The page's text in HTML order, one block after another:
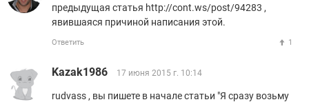
предыдущая статья http://cont.ws/post/94283 ,
явившаяся причиной написания этой.
Ответить 1
Kazak1986 17 июня 2015 г. 10:14
rudvass , вы пишете в начале статьи "Я сразу возьму